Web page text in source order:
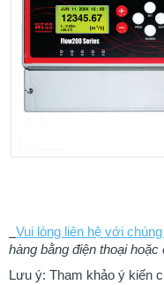
Vui lòng liên hệ với
hàng bằng điện thoại hoặc
Lưu ý: Tham khảo ý kiến